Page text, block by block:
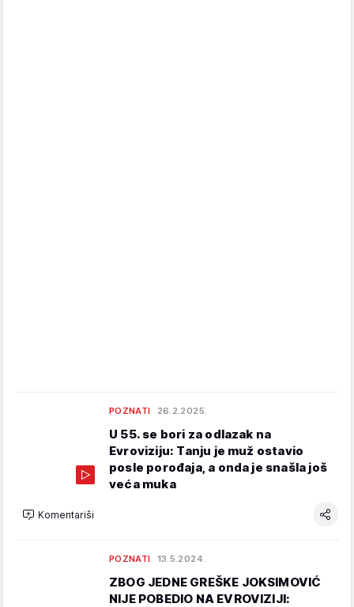
POZNATI 26.2.2025.
U 55. se bori za odlazak na
Evroviziju: Tanju je muž ostavio
posle porođaja, a onda je snašla još
veća muka
Komentariši
POZNATI 13.5.2024.
ZBOG JEDNE GREŠKE JOKSIMOVIĆ
NIJE POBEDIO NA EVROVIZIJI: